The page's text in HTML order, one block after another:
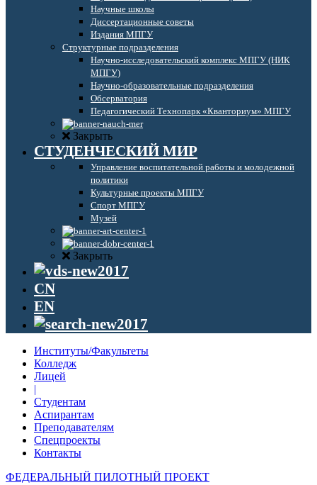
Научные школы
Диссертационные советы
Издания МПГУ
Структурные подразделения
Научно-исследовательский комплекс МПГУ (НИК
МПГУ)
Научно-образовательные подразделения
Обсерватория
Педагогический Технопарк «Кванториум» МПГУ
Закрыть
СТУДЕНЧЕСКИЙ МИР
Управление воспитательной работы и молодежной
политики
Культурные проекты МПГУ
Спорт МПГУ
Музей
Закрыть
CN
EN
Институты/Факультеты
Колледж
Лицей
|
Студентам
Аспирантам
Преподавателям
Спецпроекты
Контакты
ФЕДЕРАЛЬНЫЙ ПИЛОТНЫЙ ПРОЕКТ